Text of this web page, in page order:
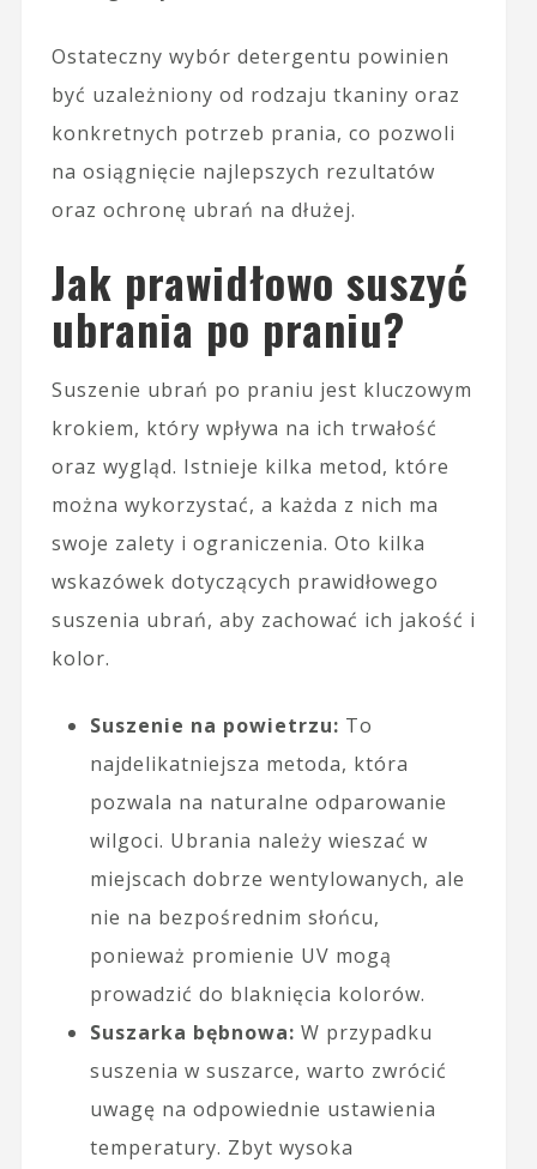
Ostateczny wybór detergentu powinien
być uzależniony od rodzaju tkaniny oraz
konkretnych potrzeb prania, co pozwoli
na osiągnięcie najlepszych rezultatów
oraz ochronę ubrań na dłużej.
Jak prawidłowo suszyć
ubrania po praniu?
Suszenie ubrań po praniu jest kluczowym
krokiem, który wpływa na ich trwałość
oraz wygląd. Istnieje kilka metod, które
można wykorzystać, a każda z nich ma
swoje zalety i ograniczenia. Oto kilka
wskazówek dotyczących prawidłowego
suszenia ubrań, aby zachować ich jakość i
kolor.
Suszenie na powietrzu: To
najdelikatniejsza metoda, która
pozwala na naturalne odparowanie
wilgoci. Ubrania należy wieszać w
miejscach dobrze wentylowanych, ale
nie na bezpośrednim słońcu,
ponieważ promienie UV mogą
prowadzić do blaknięcia kolorów.
Suszarka bębnowa: W przypadku
suszenia w suszarce, warto zwrócić
uwagę na odpowiednie ustawienia
temperatury. Zbyt wysoka